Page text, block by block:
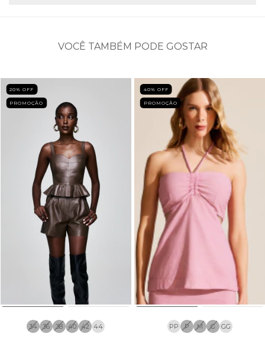
VOCÊ TAMBÉM PODE GOSTAR
20% OFF
PROMOÇÃO
34 36 38 40 42 44
40% OFF
PROMOÇÃO
PP P M G GG